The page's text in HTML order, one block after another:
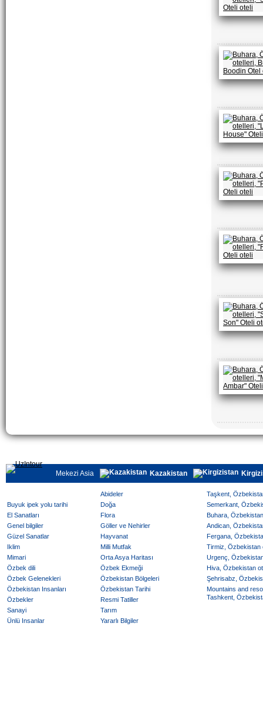
Mekezi Asia Kazakistan
Abideler
Buyuk ipek yolu tarihi
Doğa
El Sanatları
Flora
Genel bilgiler
Göller ve Nehirler
Güzel Sanatlar
Hayvanat
Iklim
Milli Mutfak
Mimari
Orta Asya Haritası
Özbek dili
Özbek Ekmeği
Özbek Gelenekleri
Özbekistan Bölgeleri
Özbekistan Insanları
Özbekistan Tarihi
Özbekler
Resmi Tatiller
Sanayi
Tarım
Ünlü Insanlar
Yararlı Bilgiler
Taşkent,
Semerkant,
Buhara,
Andican,
Fergana,
Tirmiz, Özbekistan
Urgenç,
Hiva, Özbekistan
Şehrisabz,
Mountains and
Tashkent,